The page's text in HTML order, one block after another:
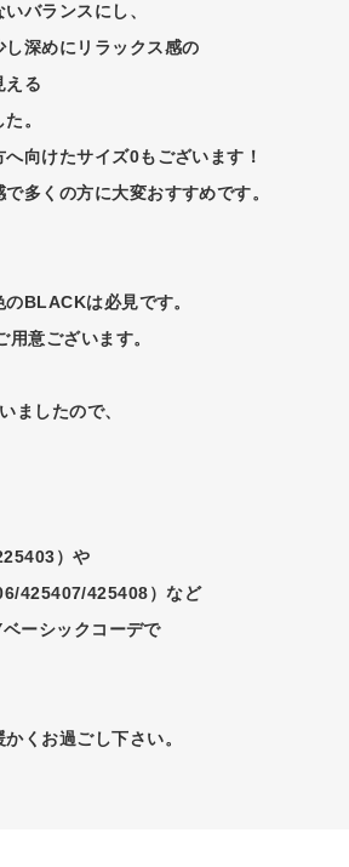
バランスにし、
深めにリラックス感の
える
。
向けたサイズ0もございます！
多くの方に大変おすすめです。
BLACKは必見です。
意ございます。
ましたので、
）や
425407/425408）など
ーシックコーデで
くお過ごし下さい。